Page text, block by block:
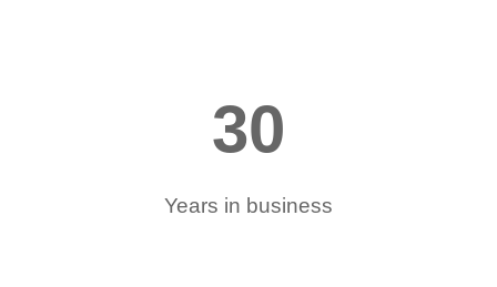
Years in business
30